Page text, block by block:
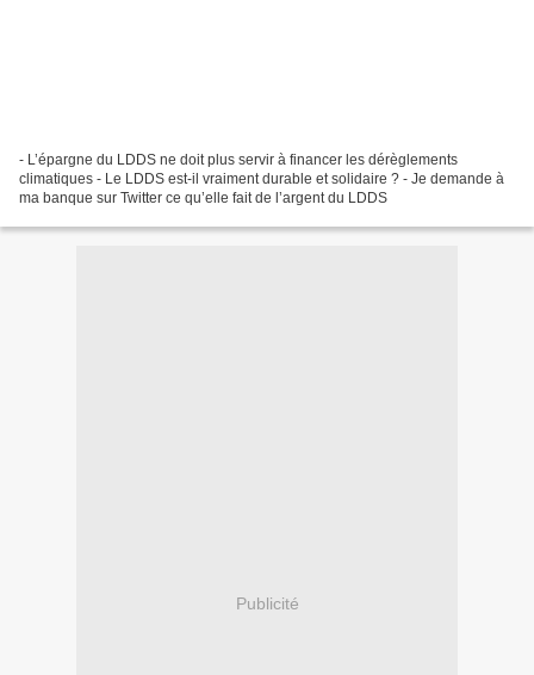
- L’épargne du LDDS ne doit plus servir à financer les dérèglements
climatiques - Le LDDS est-il vraiment durable et solidaire ? - Je demande à
ma banque sur Twitter ce qu’elle fait de l’argent du LDDS
Publicité